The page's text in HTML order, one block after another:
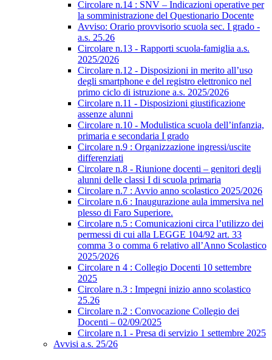
Circolare n.14 : SNV – Indicazioni operative per
la somministrazione del Questionario Docente
Avviso: Orario provvisorio scuola sec. I grado -
a.s. 25.26
Circolare n.13 - Rapporti scuola-famiglia a.s.
2025/2026
Circolare n.12 - Disposizioni in merito all’uso
degli smartphone e del registro elettronico nel
primo ciclo di istruzione a.s. 2025/2026
Circolare n.11 - Disposizioni giustificazione
assenze alunni
Circolare n.10 - Modulistica scuola dell’infanzia,
primaria e secondaria I grado
Circolare n.9 : Organizzazione ingressi/uscite
differenziati
Circolare n.8 - Riunione docenti – genitori degli
alunni delle classi I di scuola primaria
Circolare n.7 : Avvio anno scolastico 2025/2026
Circolare n.6 : Inaugurazione aula immersiva nel
plesso di Faro Superiore.
Circolare n.5 : Comunicazioni circa l’utilizzo dei
permessi di cui alla LEGGE 104/92 art. 33
comma 3 o comma 6 relativo all’Anno Scolastico
2025/2026
Circolare n 4 : Collegio Docenti 10 settembre
2025
Circolare n.3 : Impegni inizio anno scolastico
25.26
Circolare n.2 : Convocazione Collegio dei
Docenti – 02/09/2025
Circolare n.1 - Presa di servizio 1 settembre 2025
Avvisi a.s. 25/26